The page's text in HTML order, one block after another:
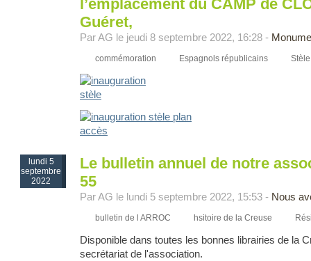
l’emplacement du CAMP de
Guéret,
Par AG le jeudi 8 septembre 2022, 16:28 -
commémoration Espagnols républicains Stèle
lundi 5
septembre
2022
Le bulletin annuel de notre
55
Par AG le lundi 5 septembre 2022, 15:53 - Nous
bulletin de l ARROC hsitoire de la Creuse
Disponible dans toutes les bonnes librairies de la
secrétariat de l'association.